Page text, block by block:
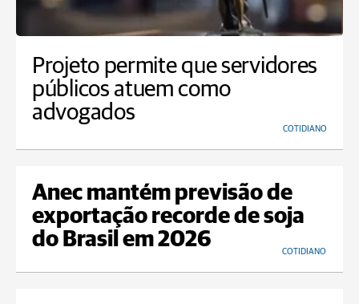
Projeto permite que servidores
públicos atuem como
advogados
COTIDIANO
Anec mantém previsão de
exportação recorde de soja
do Brasil em 2026
COTIDIANO